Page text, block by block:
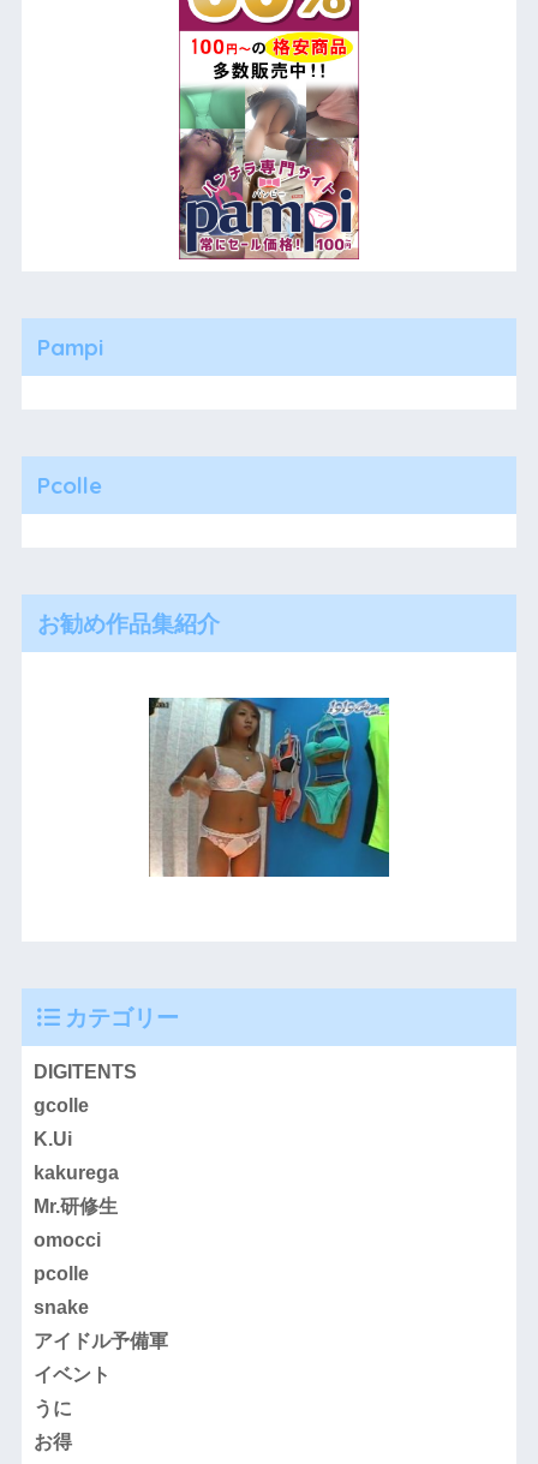
Pampi
Pcolle
お勧め作品集紹介
カテゴリー
DIGITENTS
gcolle
K.Ui
kakurega
Mr.研修生
omocci
pcolle
snake
アイドル予備軍
イベント
うに
お得